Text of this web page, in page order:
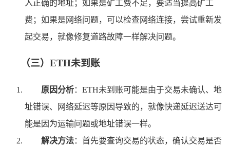
入正确的地址；如果是矿工费不足，要适当提高矿工
费；如果是网络问题，可以检查网络连接，尝试重新发
起交易，就像修复道路故障一样解决问题。
（三）ETH未到账
原因分析：ETH未到账可能是由于交易未确认、地
址错误、网络延迟等原因导致的，就像快递延迟送达可
能是因为运输问题或地址错误一样。
解决方法：首先要查询交易的状态，确认交易是否